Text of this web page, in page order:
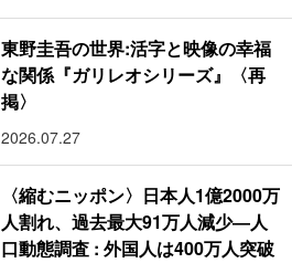
東野圭吾の世界:活字と映像の幸福
な関係『ガリレオシリーズ』〈再
掲〉
2026.07.27
〈縮むニッポン〉日本人1億2000万
人割れ、過去最大91万人減少―人
口動態調査 : 外国人は400万人突破